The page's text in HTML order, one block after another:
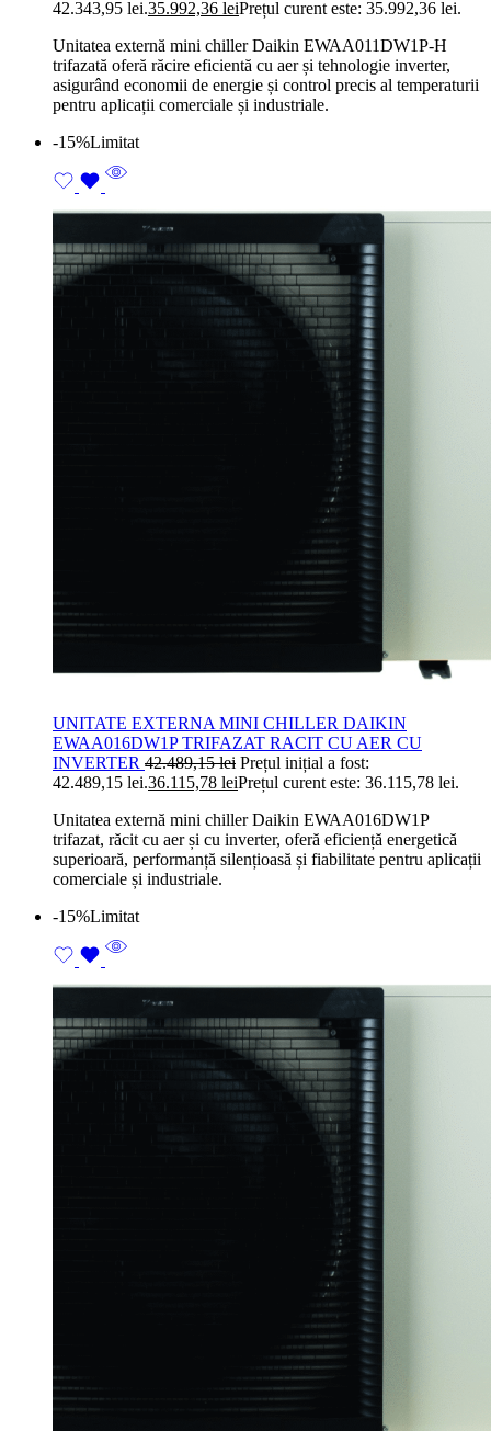
42.343,95 lei.35.992,36 leiPrețul curent este: 35.992,36 lei.
Unitatea externă mini chiller Daikin EWAA011DW1P-H
trifazată oferă răcire eficientă cu aer și tehnologie inverter,
asigurând economii de energie și control precis al temperaturii
pentru aplicații comerciale și industriale.
-15%Limitat
UNITATE EXTERNA MINI CHILLER DAIKIN
EWAA016DW1P TRIFAZAT RACIT CU AER CU
INVERTER 42.489,15lei Prețul inițial a fost:
42.489,15 lei.36.115,78 leiPrețul curent este: 36.115,78 lei.
Unitatea externă mini chiller Daikin EWAA016DW1P
trifazat, răcit cu aer și cu inverter, oferă eficiență energetică
superioară, performanță silențioasă și fiabilitate pentru aplicații
comerciale și industriale.
-15%Limitat